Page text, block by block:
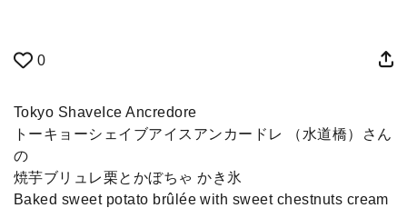
0
Tokyo ShaveIce Ancredore
トーキョーシェイブアイスアンカードレ （水道橋）さん
の
焼芋ブリュレ栗とかぼちゃ かき氷
Baked sweet potato brûlée with sweet chestnuts cream